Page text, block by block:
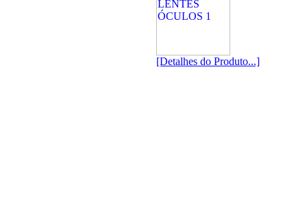
[Detalhes do Produto...]